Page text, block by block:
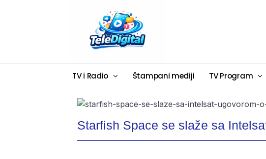
TV i Radio Štampani mediji TV Program
Starfish Space se slaže sa